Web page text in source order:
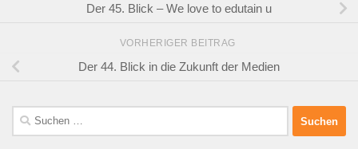
Der 45. Blick – We love to edutain u
VORHERIGER BEITRAG
Der 44. Blick in die Zukunft der Medien
Suchen
nach: